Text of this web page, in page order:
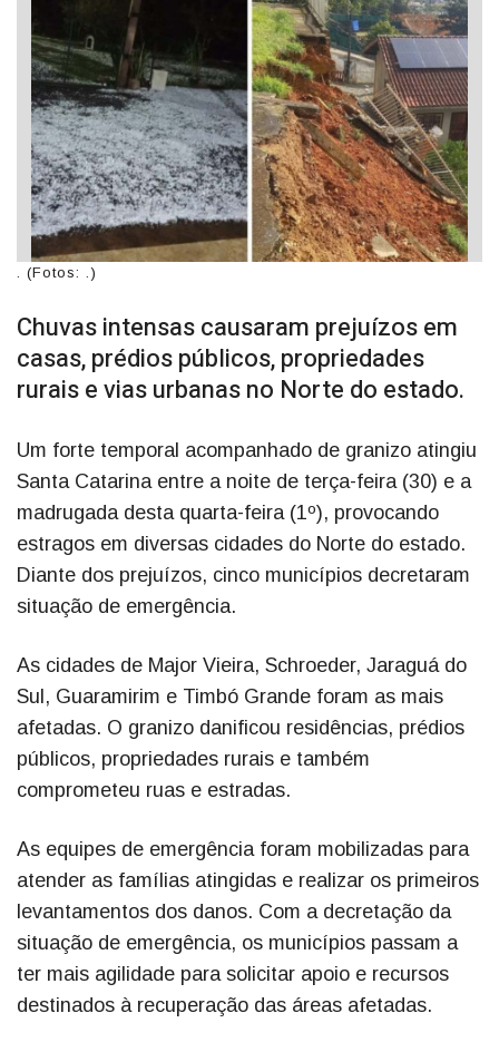
. (Fotos: .)
Chuvas intensas causaram prejuízos em
casas, prédios públicos, propriedades
rurais e vias urbanas no Norte do estado.
Um forte temporal acompanhado de granizo atingiu
Santa Catarina entre a noite de terça-feira (30) e a
madrugada desta quarta-feira (1º), provocando
estragos em diversas cidades do Norte do estado.
Diante dos prejuízos, cinco municípios decretaram
situação de emergência.
As cidades de Major Vieira, Schroeder, Jaraguá do
Sul, Guaramirim e Timbó Grande foram as mais
afetadas. O granizo danificou residências, prédios
públicos, propriedades rurais e também
comprometeu ruas e estradas.
As equipes de emergência foram mobilizadas para
atender as famílias atingidas e realizar os primeiros
levantamentos dos danos. Com a decretação da
situação de emergência, os municípios passam a
ter mais agilidade para solicitar apoio e recursos
destinados à recuperação das áreas afetadas.